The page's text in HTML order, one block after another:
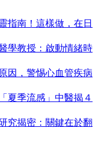
指南！這樣做，在日
學教授：啟動情緒時
因，警惕心血管疾病
夏季流感」中醫揭４
究揭密：關鍵在於翻